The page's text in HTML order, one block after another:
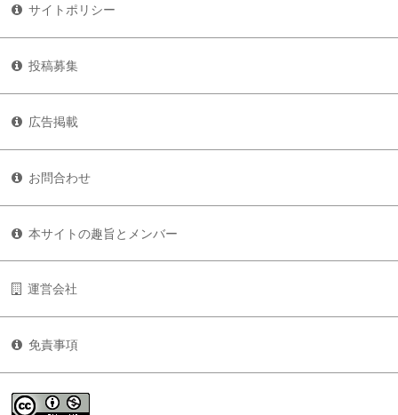
サイトポリシー
投稿募集
広告掲載
お問合わせ
本サイトの趣旨とメンバー
運営会社
免責事項